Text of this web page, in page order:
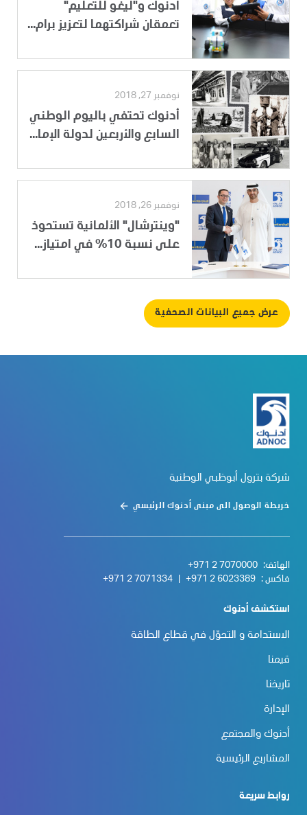
أدنوك و"ليغو للتعليم"
تعمقان شراكتهما لتعزيز برام...
نوفمبر 27, 2018
أدنوك تحتفي باليوم الوطني
السابع والأربعين لدولة الإما...
نوفمبر 26, 2018
"وينترشال" الألمانية تستحوذ
على نسبة 10% في امتياز...
عرض جميع البيانات الصحفية
شركة بترول أبوظبي الوطنية
خريطة الوصول الى مبنى أدنوك الرئيسي
الهاتف: +971 2 7070000
فاكس : +971 2 6023389
+971 2 7071334
استكشف أدنوك
الاستدامة و التحوّل في قطاع الطاقة
قيمنا
تاريخنا
الإدارة
أدنوك والمجتمع
المشاريع الرئيسية
روابط سريعة